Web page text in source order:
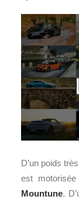
D’un poids
est
Mountune.